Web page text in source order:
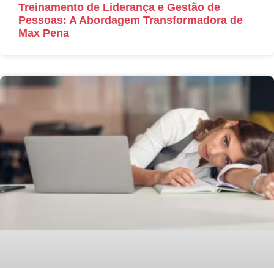
Treinamento de Liderança e Gestão de
Pessoas: A Abordagem Transformadora de
Max Pena